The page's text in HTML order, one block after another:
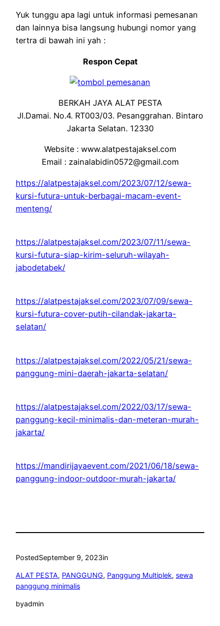
Yuk tunggu apa lagi untuk informasi pemesanan
dan lainnya bisa langsung hubungi nomor yang
tertra di bawah ini yah :
Respon Cepat
BERKAH JAYA ALAT PESTA
Jl.Damai. No.4. RT003/03. Pesanggrahan. Bintaro
Jakarta Selatan. 12330
Website : www.alatpestajaksel.com
Email : zainalabidin0572@gmail.com
https://alatpestajaksel.com/2023/07/12/sewa-
kursi-futura-untuk-berbagai-macam-event-
menteng/
https://alatpestajaksel.com/2023/07/11/sewa-
kursi-futura-siap-kirim-seluruh-wilayah-
jabodetabek/
https://alatpestajaksel.com/2023/07/09/sewa-
kursi-futura-cover-putih-cilandak-jakarta-
selatan/
https://alatpestajaksel.com/2022/05/21/sewa-
panggung-mini-daerah-jakarta-selatan/
https://alatpestajaksel.com/2022/03/17/sewa-
panggung-kecil-minimalis-dan-meteran-murah-
jakarta/
https://mandirijayaevent.com/2021/06/18/sewa-
panggung-indoor-outdoor-murah-jakarta/
PostedSeptember 9, 2023in
ALAT PESTA, PANGGUNG, Panggung Multiplek, sewa
panggung minimalis
byadmin